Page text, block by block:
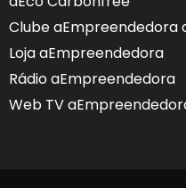
Clube aEmpreendedora
Loja aEmpreendedora
Rádio aEmpreendedora
Web TV